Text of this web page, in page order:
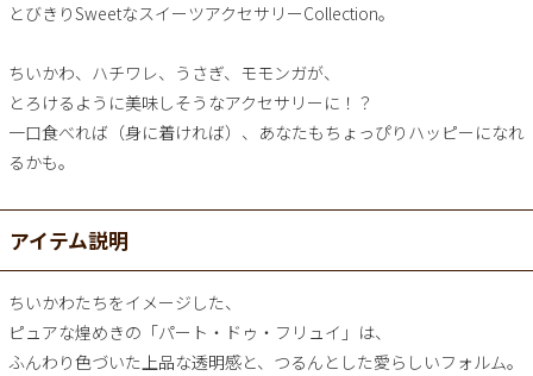
とびきりSweetなスイーツアクセサリーCollection。
ちいかわ、ハチワレ、うさぎ、モモンガが、
とろけるように美味しそうなアクセサリーに！？
一口食べれば（身に着ければ）、あなたもちょっぴりハッピーになれ
るかも。
アイテム説明
ちいかわたちをイメージした、
ピュアな煌めきの「パート・ドゥ・フリュイ」は、
ふんわり色づいた上品な透明感と、つるんとした愛らしいフォルム。